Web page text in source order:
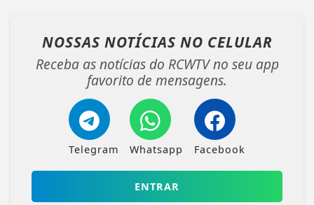
NOSSAS NOTÍCIAS NO CELULAR
Receba as notícias do RCWTV no seu app
favorito de mensagens.
Telegram Whatsapp Facebook
ENTRAR